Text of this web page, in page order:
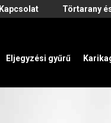
Kapcsolat Törtarany
Eljegyzési gyűrű